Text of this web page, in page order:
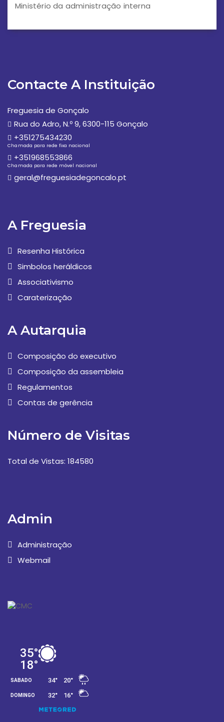
Ministério da administração interna
Contacte A Instituição
Freguesia de Gonçalo
Rua do Adro, N.º 9, 6300-115 Gonçalo
+351275434230
Chamada para rede fixa nacional
+351968553866
Chamada para rede móvel nacional
geral@freguesiadegoncalo.pt
A Freguesia
Resenha Histórica
Simbolos heráldicos
Associativismo
Caraterização
A Autarquia
Composição do executivo
Composição da assembleia
Regulamentos
Contas de gerência
Número de Visitas
Total de Vistas: 184580
Admin
Administração
Webmail